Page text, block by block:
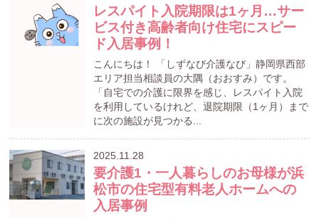
レスパイト入院期限は1ヶ月…サー
ビス付き高齢者向け住宅にスピー
ド入居事例！
こんにちは！ 「しずなび介護なび」静岡県西部
エリア担当相談員の大隅（おおすみ）です。
「自宅での介護に限界を感じ、レスパイト入院
を利用しているけれど、退院期限（1ヶ月）まで
に次の施設が見つかる...
2025.11.28
要介護1・一人暮らしのお母様が浜
松市の住宅型有料老人ホームへの
入居事例